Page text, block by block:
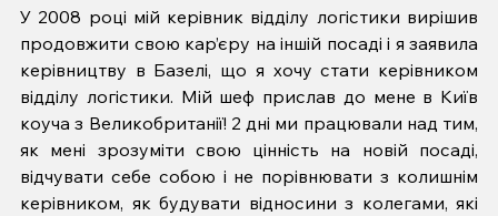
У 2008 році мій керівник відділу логістики вирішив
продовжити свою кар’єру на іншій посаді і я заявила
керівництву в Базелі, що я хочу стати керівником
відділу логістики. Мій шеф прислав до мене в Київ
коуча з Великобританії! 2 дні ми працювали над тим,
як мені зрозуміти свою цінність на новій посаді,
відчувати себе собою і не порівнювати з колишнім
керівником, як будувати відносини з колегами, які